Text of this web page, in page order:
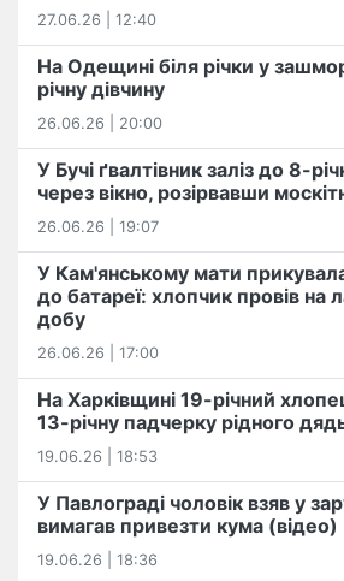
27.06.26 | 12:40
На Одещині біля річки у
річну дівчину
26.06.26 | 20:00
У Бучі ґвалтівник заліз до 8-
через вікно, розірвавши
26.06.26 | 19:07
У Кам'янському мати
до батареї: хлопчик провів на
добу
26.06.26 | 17:00
На Харківщині 19-річний
13-річну падчерку рідного
19.06.26 | 18:53
У Павлограді чоловік взяв у
вимагав привезти кума (відео)
19.06.26 | 18:36